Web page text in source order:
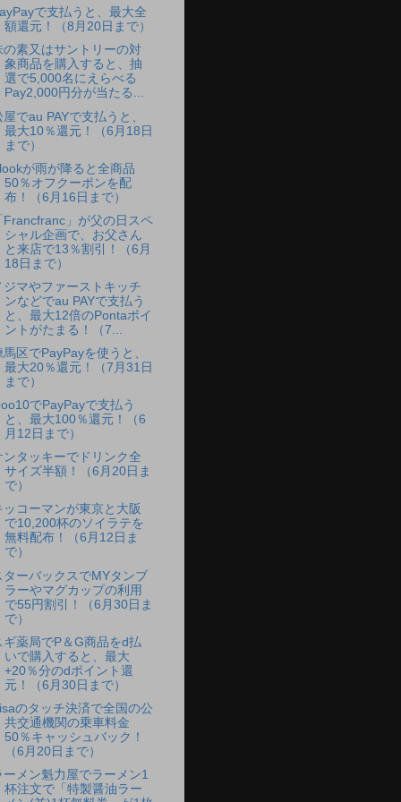
で支払うと、最大全
額還元！（8月20日まで）
の素又はサントリーの対
象商品を購入すると、抽
選で5,000名にえらべる
Pay2,000円分が当たる...
屋でau PAYで支払うと、
最大10％還元！（6月18日
まで）
が雨が降ると全商品
50％オフクーポンを配
布！（6月16日まで）
Francfranc」が父の日スペ
シャル企画で、お父さん
と来店で13％割引！（6月
18日まで）
ジマやファーストキッチ
ンなどでau PAYで支払う
と、最大12倍のPontaポイ
ントがたまる！（7...
馬区でPayPayを使うと、
最大20％還元！（7月31日
まで）
でPayPayで支払う
と、最大100％還元！（6
月12日まで）
ンタッキーでドリンク全
サイズ半額！（6月20日ま
で）
ッコーマンが東京と大阪
で10,200杯のソイラテを
無料配布！（6月12日ま
で）
ターバックスでMYタンブ
ラーやマグカップの利用
で55円割引！（6月30日ま
で）
ギ薬局でP＆G商品をd払
いで購入すると、最大
+20％分のdポイント還
元！（6月30日まで）
のタッチ決済で全国の公
共交通機関の乗車料金
50％キャッシュバック！
（6月20日まで）
ーメン魁力屋でラーメン1
杯注文で「特製醤油ラー